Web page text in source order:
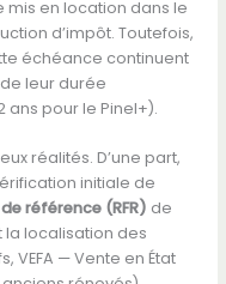
en location dans le
d’impôt. Toutefois,
échéance continuent
leur durée
ans pour le Pinel+).
réalités. D’une part,
initiale de
référence (RFR) de
la localisation des
— Vente en État